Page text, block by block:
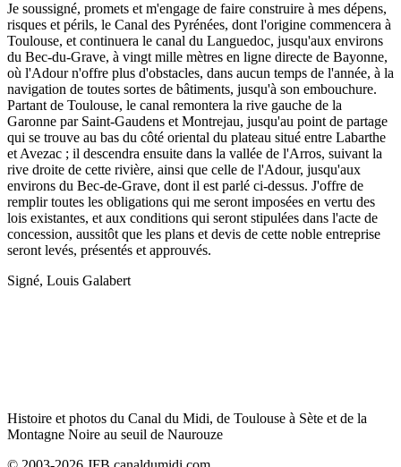
Je soussigné, promets et m'engage de faire construire à mes dépens,
risques et périls, le Canal des Pyrénées, dont l'origine commencera à
Toulouse, et continuera le canal du Languedoc, jusqu'aux environs
du Bec-du-Grave, à vingt mille mètres en ligne directe de Bayonne,
où l'Adour n'offre plus d'obstacles, dans aucun temps de l'année, à la
navigation de toutes sortes de bâtiments, jusqu'à son embouchure.
Partant de Toulouse, le canal remontera la rive gauche de la
Garonne par Saint-Gaudens et Montrejau, jusqu'au point de partage
qui se trouve au bas du côté oriental du plateau situé entre Labarthe
et Avezac ; il descendra ensuite dans la vallée de l'Arros, suivant la
rive droite de cette rivière, ainsi que celle de l'Adour, jusqu'aux
environs du Bec-de-Grave, dont il est parlé ci-dessus. J'offre de
remplir toutes les obligations qui me seront imposées en vertu des
lois existantes, et aux conditions qui seront stipulées dans l'acte de
concession, aussitôt que les plans et devis de cette noble entreprise
seront levés, présentés et approuvés.
Signé, Louis Galabert
Histoire et photos du Canal du Midi, de Toulouse à Sète et de la
Montagne Noire au seuil de Naurouze